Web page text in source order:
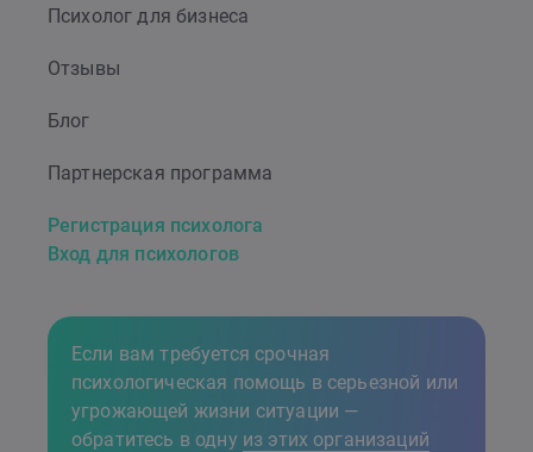
Психолог для бизнеса
Отзывы
Блог
Партнерская программа
Регистрация психолога
Вход для психологов
Если вам требуется срочная
психологическая помощь в серьезной или
угрожающей жизни ситуации —
обратитесь в одну из этих организаций